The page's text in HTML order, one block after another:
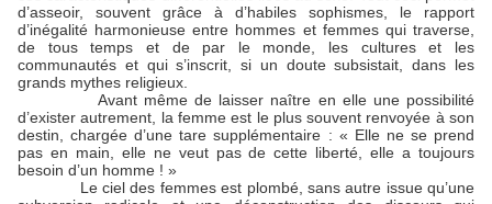
d’asseoir, souvent grâce à d’habiles sophismes, le rapport
d’inégalité harmonieuse entre hommes et femmes qui traverse,
de tous temps et de par le monde, les cultures et les
communautés et qui s’inscrit, si un doute subsistait, dans les
grands mythes religieux.
Avant même de laisser naître en elle une possibilité
d’exister autrement, la femme est le plus souvent renvoyée à son
destin, chargée d’une tare supplémentaire : « Elle ne se prend
pas en main, elle ne veut pas de cette liberté, elle a toujours
besoin d’un homme ! »
Le ciel des femmes est plombé, sans autre issue qu’une